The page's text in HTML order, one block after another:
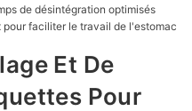
de désintégration optimisés
faciliter le travail de l'estomac
Et De
Pour